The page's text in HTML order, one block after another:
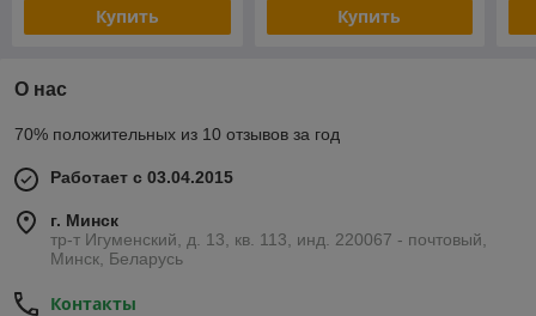
Купить Купить
О нас
70% положительных из 10 отзывов за год
Работает с 03.04.2015
г. Минск
тр-т Игуменский, д. 13, кв. 113, инд. 220067 - почтовый,
Минск, Беларусь
Контакты